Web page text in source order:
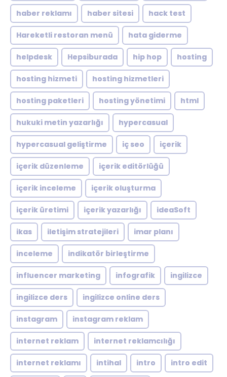
haber reklamı haber sitesi hack test
Hareketli restoran menü hata giderme
helpdesk Hepsiburada hip hop hosting
hosting hizmeti hosting hizmetleri
hosting paketleri hosting yönetimi html
hukuki metin yazarlığı hypercasual
hypercasual geliştirme iç seo içerik
içerik düzenleme içerik editörlüğü
içerik inceleme içerik oluşturma
içerik üretimi içerik yazarlığı ideaSoft
ikas iletişim stratejileri imar planı
inceleme indikatör birleştirme
influencer marketing infografik ingilizce
ingilizce ders ingilizce online ders
instagram instagram reklam
internet reklam internet reklamcılığı
internet reklamı intihal intro intro edit